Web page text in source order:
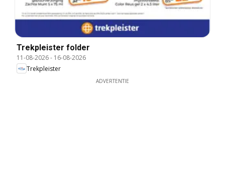
Trekpleister folder
11-08-2026- 16-08-2026
Trekpleister
ADVERTENTIE